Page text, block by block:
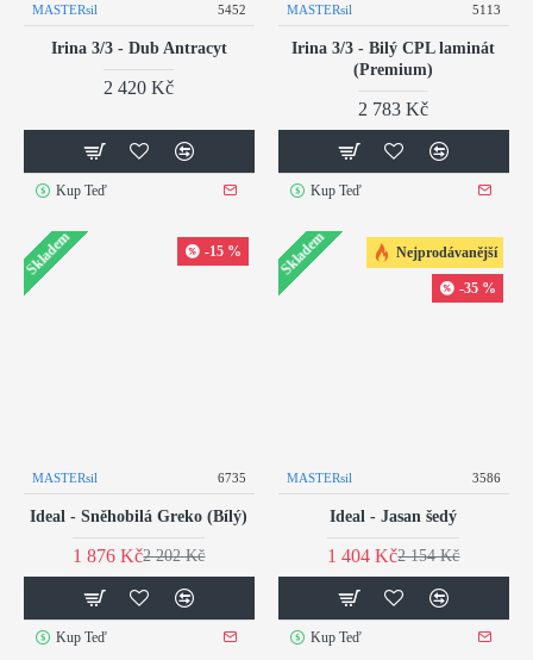
MASTERsil 5452
Irina 3/3 - Dub Antracyt
2 420 Kč
Kup Teď
MASTERsil 5113
Irina 3/3 - Bilý CPL laminát
(Premium)
2 783 Kč
Kup Teď
Skladem -15 %
MASTERsil 6735
Ideal - Sněhobilá Greko (Bílý)
1 876 Kč2 202 Kč
Kup Teď
Nejprodávanější
Skladem
-35 %
MASTERsil 3586
Ideal - Jasan šedý
1 404 Kč2 154 Kč
Kup Teď